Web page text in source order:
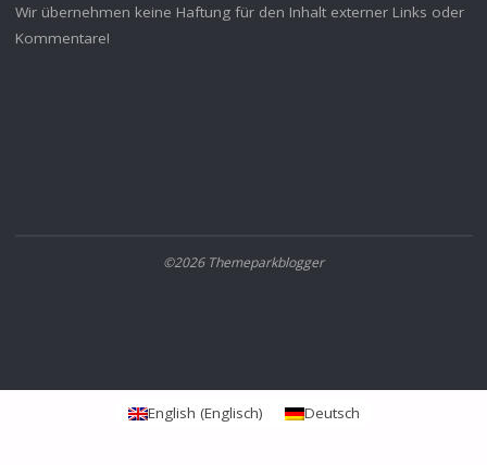
Wir übernehmen keine Haftung für den Inhalt externer Links oder
Kommentare!
©2026 Themeparkblogger
English (Englisch) Deutsch